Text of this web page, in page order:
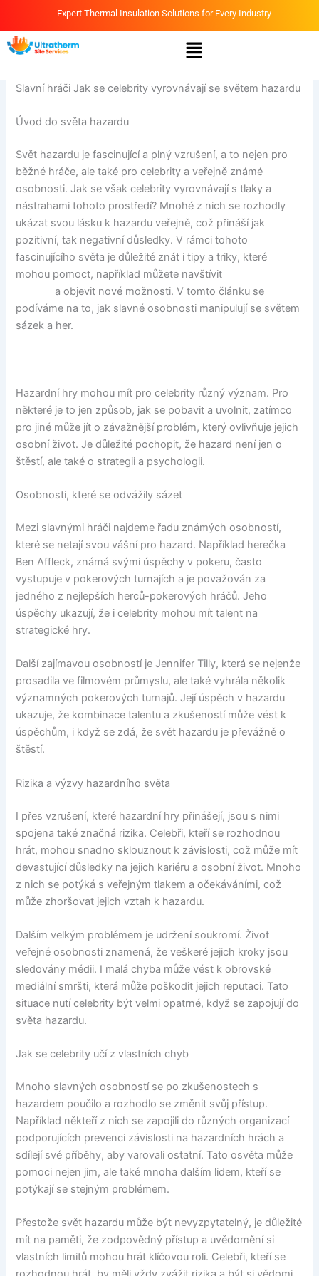
content
Expert Thermal Insulation Solutions for Every Industry
Menu
Slavní hráči Jak se celebrity vyrovnávají se světem hazardu
Úvod do světa hazardu
Svět hazardu je fascinující a plný vzrušení, a to nejen pro
běžné hráče, ale také pro celebrity a veřejně známé
osobnosti. Jak se však celebrity vyrovnávají s tlaky a
nástrahami tohoto prostředí? Mnohé z nich se rozhodly
ukázat svou lásku k hazardu veřejně, což přináší jak
pozitivní, tak negativní důsledky. V rámci tohoto
fascinujícího světa je důležité znát i tipy a triky, které
mohou pomoct, například můžete navštívit
a objevit nové možnosti. V tomto článku se
podíváme na to, jak slavné osobnosti manipulují se světem
sázek a her.
Hazardní hry mohou mít pro celebrity různý význam. Pro
některé je to jen způsob, jak se pobavit a uvolnit, zatímco
pro jiné může jít o závažnější problém, který ovlivňuje jejich
osobní život. Je důležité pochopit, že hazard není jen o
štěstí, ale také o strategii a psychologii.
Osobnosti, které se odvážily sázet
Mezi slavnými hráči najdeme řadu známých osobností,
které se netají svou vášní pro hazard. Například herečka
Ben Affleck, známá svými úspěchy v pokeru, často
vystupuje v pokerových turnajích a je považován za
jedného z nejlepších herců-pokerových hráčů. Jeho
úspěchy ukazují, že i celebrity mohou mít talent na
strategické hry.
Další zajímavou osobností je Jennifer Tilly, která se nejenže
prosadila ve filmovém průmyslu, ale také vyhrála několik
významných pokerových turnajů. Její úspěch v hazardu
ukazuje, že kombinace talentu a zkušeností může vést k
úspěchům, i když se zdá, že svět hazardu je převážně o
štěstí.
Rizika a výzvy hazardního světa
I přes vzrušení, které hazardní hry přinášejí, jsou s nimi
spojena také značná rizika. Celebři, kteří se rozhodnou
hrát, mohou snadno sklouznout k závislosti, což může mít
devastující důsledky na jejich kariéru a osobní život. Mnoho
z nich se potýká s veřejným tlakem a očekáváními, což
může zhoršovat jejich vztah k hazardu.
Dalším velkým problémem je udržení soukromí. Život
veřejné osobnosti znamená, že veškeré jejich kroky jsou
sledovány médii. I malá chyba může vést k obrovské
mediální smršti, která může poškodit jejich reputaci. Tato
situace nutí celebrity být velmi opatrné, když se zapojují do
světa hazardu.
Jak se celebrity učí z vlastních chyb
Mnoho slavných osobností se po zkušenostech s
hazardem poučilo a rozhodlo se změnit svůj přístup.
Například někteří z nich se zapojili do různých organizací
podporujících prevenci závislosti na hazardních hrách a
sdílejí své příběhy, aby varovali ostatní. Tato osvěta může
pomoci nejen jim, ale také mnoha dalším lidem, kteří se
potýkají se stejným problémem.
Přestože svět hazardu může být nevyzpytatelný, je důležité
mít na paměti, že zodpovědný přístup a uvědomění si
vlastních limitů mohou hrát klíčovou roli. Celebři, kteří se